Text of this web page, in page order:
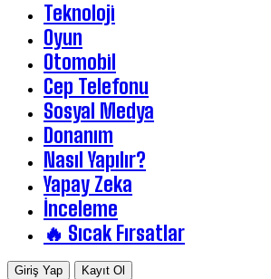
Teknoloji
Oyun
Otomobil
Cep Telefonu
Sosyal Medya
Donanım
Nasıl Yapılır?
Yapay Zeka
İnceleme
🔥 Sıcak Fırsatlar
Giriş Yap Kayıt Ol